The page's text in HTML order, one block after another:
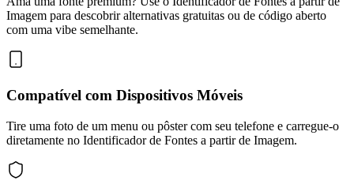
Imagem para descobrir alternativas gratuitas ou de código aberto
com uma vibe semelhante.
Compatível com Dispositivos Móveis
Tire uma foto de um menu ou pôster com seu telefone e carregue-o
diretamente no Identificador de Fontes a partir de Imagem.